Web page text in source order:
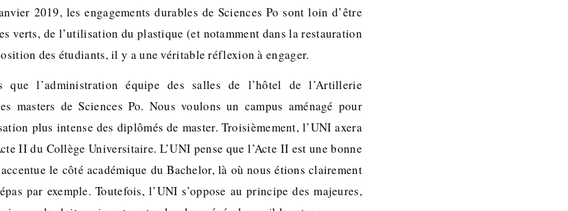
2019, les engagements durables de Sciences Po sont loin d’être
verts, de l’utilisation du plastique (et notamment dans la restauration
des étudiants, il y a une véritable réflexion à engager.
que l’administration équipe des salles de l’hôtel de l’Artillerie
masters de Sciences Po. Nous voulons un campus aménagé pour
plus intense des diplômés de master. Troisièmement, l’UNI axera
II du Collège Universitaire. L’UNI pense que l’Acte II est une bonne
le côté académique du Bachelor, là où nous étions clairement
par exemple. Toutefois, l’UNI s’oppose au principe des majeures,